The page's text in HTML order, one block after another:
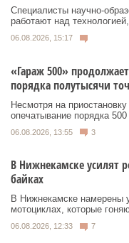
Специалисты научно-
работают над
06.08.2026, 15:17
«Гараж 500»
порядка полутысячи
Несмотря на
опечатывание порядка 500
06.08.2026, 13:55 3
В Нижнекамске усилят
байках
В Нижнекамске намерены
мотоциклах, которые
06.08.2026, 12:33 7